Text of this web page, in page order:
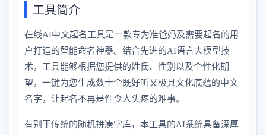
工具简介
在线AI中文起名工具是一款专为准爸妈及需要起名的用
户打造的智能命名神器。结合先进的AI语言大模型技
术，工具能够根据您提供的姓氏、性别以及个性化期
望，一键为您生成数十个既好听又极具文化底蕴的中文
名字，让起名不再是件令人头疼的难事。
有别于传统的随机拼凑字库，本工具的AI系统具备深厚